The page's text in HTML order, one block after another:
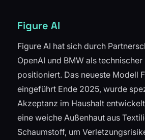
Figure AI
Figure AI hat sich durch
OpenAI und BMW als
positioniert. Das neueste Modell
eingeführt Ende 2025, wurde
Akzeptanz im Haushalt
eine weiche Außenhaut aus
Schaumstoff, um